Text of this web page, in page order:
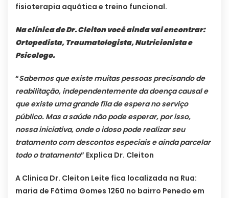
fisioterapia aquática e treino funcional.
Na clínica de Dr. Cleiton você ainda vai encontrar:
Ortopedista, Traumatologista, Nutricionista e
Psicologo.
“Sabemos que existe muitas pessoas precisando de
reabilitação, independentemente da doença causal e
que existe uma grande fila de espera no serviço
público. Mas a saúde não pode esperar, por isso,
nossa iniciativa, onde o idoso pode realizar seu
tratamento com descontos especiais e ainda parcelar
todo o tratamento” Explica Dr. Cleiton
A Clinica Dr. Cleiton Leite fica localizada na Rua:
maria de Fátima Gomes 1260 no bairro Penedo em